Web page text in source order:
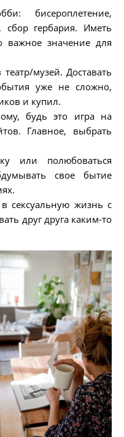
бисероплетение,
сбор гербария. Иметь
важное значение для
музей. Доставать
уже не сложно,
и купил.
будь это игра на
Главное, выбрать
или полюбоваться
свое бытие
сексуальную жизнь с
друг друга каким-то